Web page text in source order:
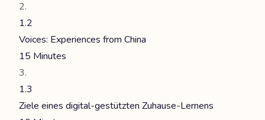
1.2
Voices: Experiences from China
15 Minutes
1.3
Ziele eines digital-gestützten Zuhause-Lernens